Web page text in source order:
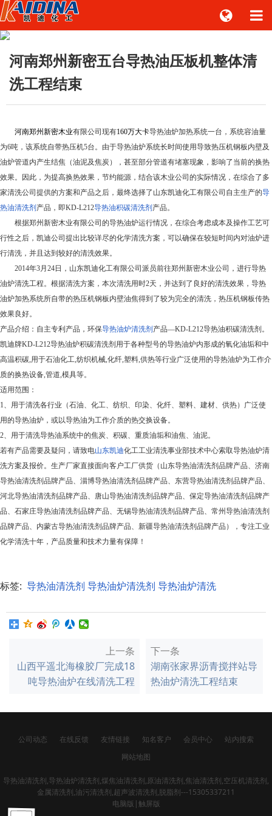
河南郑州新密五台导热油压板机整体清
洗工程结束
河南郑州新密木业有限公司现有160万大卡导热油炉加热系统一台，系统容油量
为6吨，该系统自带热压机5台。由于导热油炉系统长时间使用导致热压机钢板内壁及
油炉管道内产生结焦（油泥及焦炭），甚至部分管道有堵塞现象，影响了当前的换热
效果。因此，为提高换热效果，节约能源，结合该木业公司的实际情况，在综合了多
家清洗公司提供的方案和产品之后，最终选择了山东凯迪化工有限公司自主生产的导
热油清洗剂 产品，即KD-L212导热油积碳清洗剂 产品。
根据郑州新密木业有限公司的导热油炉运行情况，在综合考虑成本及操作工艺可
行性之后，凯迪公司提出比较详尽的化学清洗方案，可以确保在较短时间内对油炉进
行清洗，并且达到较好的清洗效果。
2014年3月24日 ，山东凯迪化工有限公司派员前往郑州新密木业公司，进行导热
油炉清洗工程。根据清洗方案，本次清洗用时2天，并达到了良好的清洗效果，导热
油炉加热系统所自带的热压机钢板内壁油焦得到了较为完全的清洗，热压机钢板传热
效果良好。
产品介绍：自主专利产品，环保导热油炉清洗剂 产品—KD-L212导热油积碳清洗剂。
凯迪牌KD-L212导热油炉积碳清洗剂用于各种型号的导热油炉内形成的氧化油垢和中
高温积碳,用于石油化工,纺织机械,化纤,塑料,供热等行业广泛使用的导热油炉为工作介
质的换热设备,管道,模具等。
适用范围：
1、用于清洗各行业（石油、化工、纺织、印染、化纤、塑料、建材、供热）广泛使
用的导热油炉，或以导热油为工作介质的热交换设备。
2、用于清洗导热油系统中的焦炭、积碳、重质油垢和油焦、油泥。
若有产品需要及疑问，请致电山东凯迪化工工业清洗事业部技术中心索取导热油炉清
洗方案及报价。 生产厂家直接面向客户工厂供货 （山东导热油清洗剂品牌产品、济南
导热油清洗剂品牌产品、淄博导热油清洗剂品牌产品、东营导热油清洗剂品牌产品、
河北导热油清洗剂品牌产品、唐山导热油清洗剂品牌产品、保定导热油清洗剂品牌产
品、石家庄导热油清洗剂品牌产品、无锡导热油清洗剂品牌产品、常州导热油清洗剂
品牌产品、内蒙古导热油清洗剂品牌产品、新疆导热油清洗剂品牌产品）
，专注工业
化学清洗十年，产品质量和技术力量有保障！
标签: 导热油清洗剂 导热油炉清洗剂 导热油炉清洗
上一条
山西平遥北海橡胶厂完成18
吨导热油炉在线清洗工程
下一条
湖南张家界沥青搅拌站导
热油炉清洗工程结束
公司动态 在线反馈 友情链接 知名客户 会员中心
站内搜索
网站地图
导热油清洗剂,导热油炉清洗剂,煤焦油清洗剂,原油清洗剂,焦油清洗剂,空压机清洗剂,
金属清洗剂,油污清洗剂,超声波清洗剂,脱脂剂---15305337211
电脑版 |触屏版